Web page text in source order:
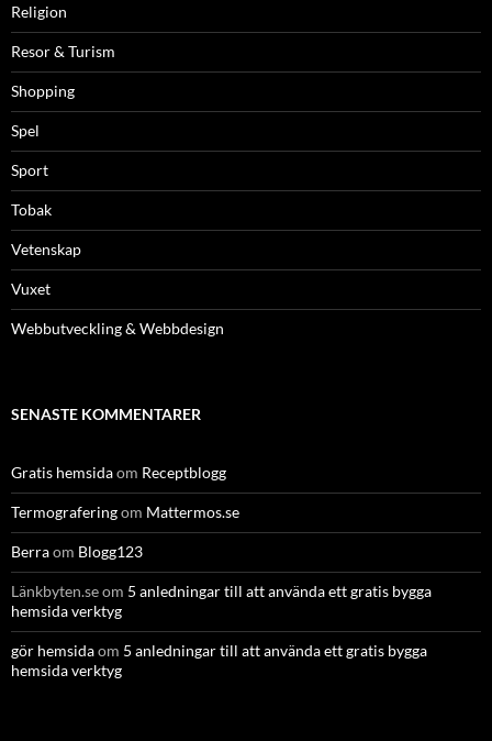
Religion
Resor & Turism
Shopping
Spel
Sport
Tobak
Vetenskap
Vuxet
Webbutveckling & Webbdesign
SENASTE KOMMENTARER
Gratis hemsidaom Receptblogg
Termograferingom Mattermos.se
Berraom Blogg123
Länkbyten.seom 5 anledningar till att använda ett gratis bygga
hemsida verktyg
gör hemsidaom 5 anledningar till att använda ett gratis bygga
hemsida verktyg